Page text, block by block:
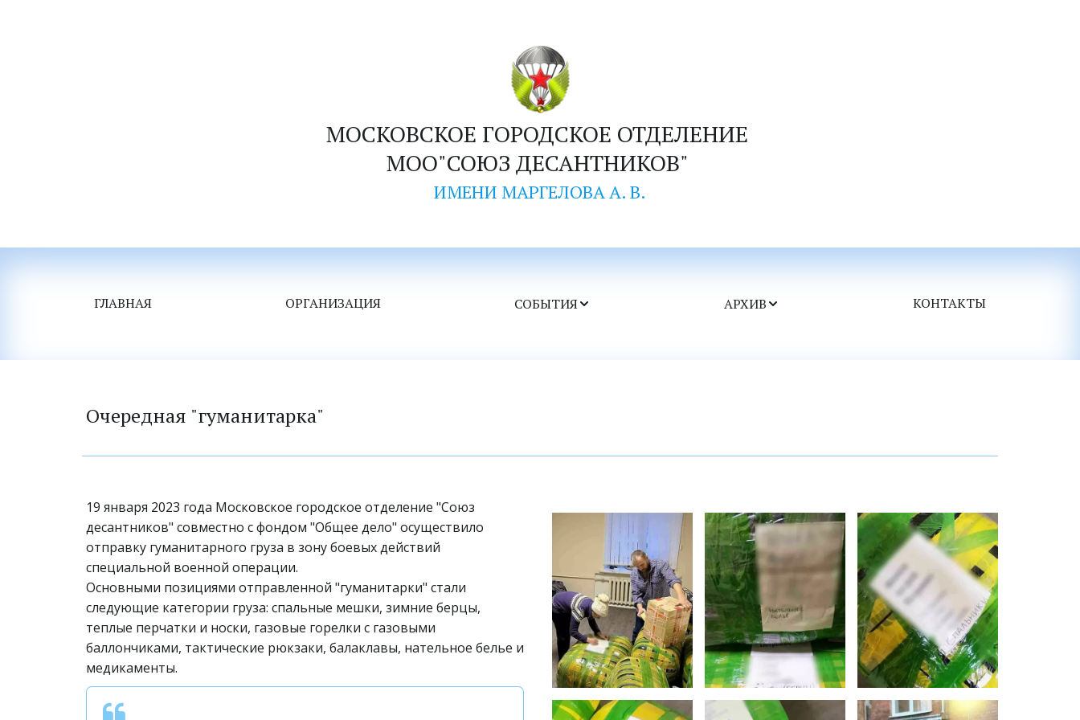
МОСКОВСКОЕ ГОРОДСКОЕ ОТДЕЛЕНИЕ
МОО"СОЮЗ ДЕСАНТНИКОВ"
ИМЕНИ МАРГЕЛОВА А. В.
ГЛАВНАЯ ОРГАНИЗАЦИЯ СОБЫТИЯ АРХИВ КОНТАКТЫ
Очередная "гуманитарка"
19 января 2023 года Московское городское отделение "Союз
десантников" совместно с фондом "Общее дело" осуществило
отправку гуманитарного груза в зону боевых действий
специальной военной операции.
Основными позициями отправленной "гуманитарки" стали
следующие категории груза: спальные мешки, зимние берцы,
теплые перчатки и носки, газовые горелки с газовыми
баллончиками, тактические рюкзаки, балаклавы, нательное белье и
медикаменты.